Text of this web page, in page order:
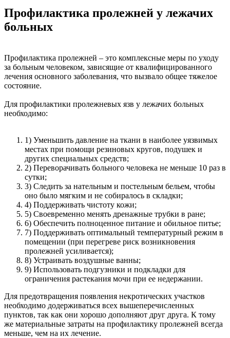
Профилактика пролежней у лежачих
больных
Профилактика пролежней – это комплексные меры по уходу
за больным человеком, зависящие от квалифицированного
лечения основного заболевания, что вызвало общее тяжелое
состояние.
Для профилактики пролежневых язв у лежачих больных
необходимо:
1) Уменьшить давление на ткани в наиболее уязвимых
местах при помощи резиновых кругов, подушек и
других специальных средств;
2) Переворачивать больного человека не меньше 10 раз в
сутки;
3) Следить за нательным и постельным бельем, чтобы
оно было мягким и не собиралось в складки;
4) Поддерживать чистоту кожи;
5) Своевременно менять дренажные трубки в ране;
6) Обеспечить полноценное питание и обильное питье;
7) Поддерживать оптимальный температурный режим в
помещении (при перегреве риск возникновения
пролежней усиливается);
8) Устраивать воздушные ванны;
9) Использовать подгузники и подкладки для
ограничения растекания мочи при ее недержании.
Для предотвращения появления некротических участков
необходимо додерживаться всех вышеперечисленных
пунктов, так как они хорошо дополняют друг друга. К тому
же материальные затраты на профилактику пролежней всегда
меньше, чем на их лечение.